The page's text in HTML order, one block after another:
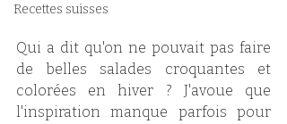
Recettes suisses
Qui a dit qu'on ne pouvait pas faire
de belles salades croquantes et
colorées en hiver ? J'avoue que
l'inspiration manque parfois pour